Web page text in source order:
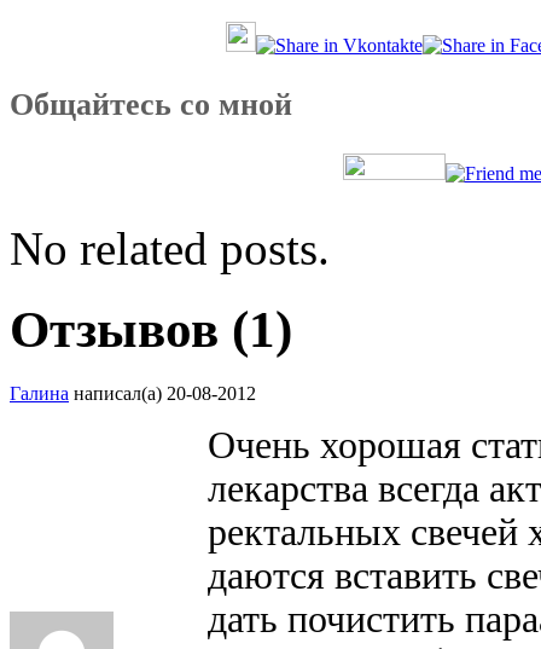
Общайтесь со мной
No related posts.
Отзывов (1)
Галина написал(а) 20-08-2012
Очень хорошая
лекарства всегда
ректальных свечей
даются вставить
дать почистить